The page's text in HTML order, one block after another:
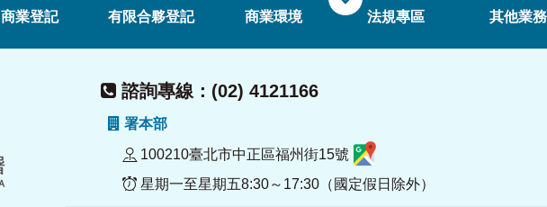
商業登記 有限合夥登記 商業環境 法規專區 其他業務
諮詢專線：(02) 4121166
署本部
100210臺北市中正區福州街15號
星期一至星期五8:30～17:30（國定假日除外）